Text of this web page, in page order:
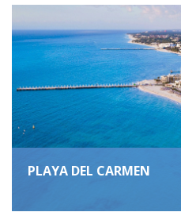
PLAYA DEL CARMEN